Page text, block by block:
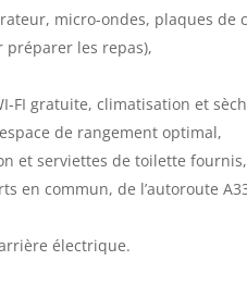
micro-ondes, plaques de
préparer les repas),
FI gratuite, climatisation et
de rangement optimal,
et serviettes de toilette fournis,
en commun, de l’autoroute
électrique.